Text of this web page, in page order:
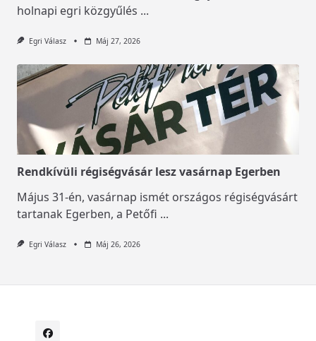
holnapi egri közgyűlés ...
Egri Válasz Máj 27, 2026
Rendkívüli régiségvásár lesz vasárnap Egerben
Május 31-én, vasárnap ismét országos régiségvásárt
tartanak Egerben, a Petőfi ...
Egri Válasz Máj 26, 2026